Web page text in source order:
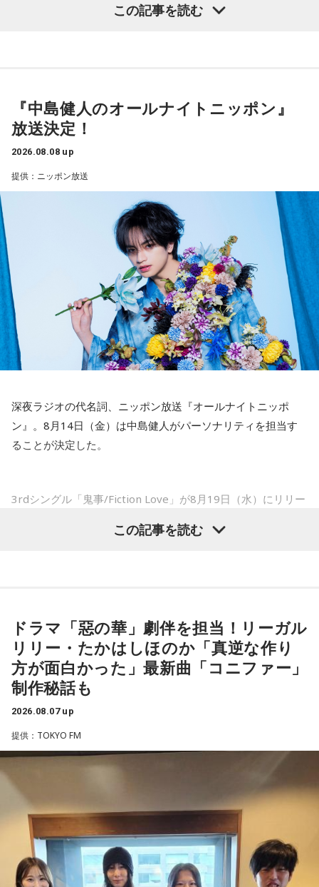
ラーが出たり、身体との感覚がつながりずらかったりするな
かで、本当にトレーナーさんのおかげでうまくやっていただ
――石垣島で自主トレをともにした後輩である篠原響投手の
活躍をどうご覧になられましたか？
山田「球速がすごくて、僕も追いつけるように頑張ります」
――オールスターゲームの前に1軍へ復帰しました。ここまで
2試合に登板してみていかがですか？
山田「自分の持ち味が出せて抑えられることができたので、
そこは1番よかったのかなと思います。試合で投げる、野球が
できる感謝というのも再び感じることができましたし、野球
が楽しかったですね」
たれていないです。
山田「そうなんですか？ 何の意識もしていないです（笑）。
1イニングを無失点で抑える。どれだけピンチを作っても無失
※インタビュアー：文化放送・斉藤一美アナウンサー
ティを初めて担当する。番組では、新曲「鬼事/Fiction
盛りだくさんの内容でお届けする一夜限りの特別番組『中島
健人のオールナイトニッポン』は8月14日(金)25時からニッポ
ン放送をキーステーションに全国ネットで放送。
◎メールテーマ『鬼事』
TVアニメ『逃げ上手の若君』第2期オープニングテーマ「鬼
事」。中島健人はこの「鬼事」を「日々のイラッとした出来
事」や「心がザワザワした、モヤモヤした事」を表す言葉と
してカジュアルに使っています。そんな、あなたの周りで起
きた「鬼事」を教えてください。
中島健人が、どう立ち回ればよかったのか手を差し伸べま
※ メールの件名は「鬼事」でお願いします。
◎コーナー『人生アイズ相談ドラゴン』
「友人と遊んだ時に言われたあの一言がずっとモヤモヤして
※ メールの件名は「決闘」でお願いします。
◎「中島健人イメージランキング」
街の人に調査したら、中島健人が1位にランクインしそうな
「ランキングのタイトルだけ」を送ってきてください。
＜例＞
・家の照明、指パッチンで消してそうランキング
か？」とか聞かれる前に全部先に言ってきそうな男ランキン
・渋谷のギャル1000人に聴きました「愛用してるタブレット
端末めっちゃデカそう」ランキング
こんな感じで、中島健人を1位にランクインさせてください。
この記事を読む
『中島健人のオールナイトニッポン』
放送決定！
2026.08.08 up
提供：ニッポン放送
深夜ラジオの代名詞、ニッポン放送『オールナイトニッポ
ン』。8月14日（金）は中島健人がパーソナリティを担当す
ることが決定した。
3rdシングル「鬼事/Fiction Love」が8月19日（水）にリリー
ティを初めて担当する。番組では、新曲「鬼事/Fiction
盛りだくさんの内容でお届けする一夜限りの特別番組『中島
健人のオールナイトニッポン』は8月14日(金)25時からニッポ
ン放送をキーステーションに全国ネットで放送。
◎メールテーマ『鬼事』
TVアニメ『逃げ上手の若君』第2期オープニングテーマ「鬼
事」。中島健人はこの「鬼事」を「日々のイラッとした出来
事」や「心がザワザワした、モヤモヤした事」を表す言葉と
してカジュアルに使っています。そんな、あなたの周りで起
きた「鬼事」を教えてください。
中島健人が、どう立ち回ればよかったのか手を差し伸べま
この記事を読む
ドラマ「惡の華」劇伴を担当！リーガル
リリー・たかはしほのか「真逆な作り
方が面白かった」最新曲「コニファー」
制作秘話も
2026.08.07 up
提供：TOKYO FM